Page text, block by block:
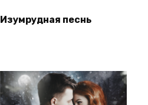
Изумрудная песнь